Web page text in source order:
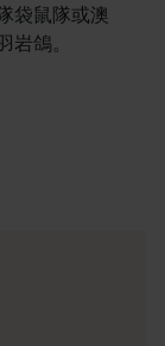
袋鼠隊或澳
鴿。
西澳州各地的